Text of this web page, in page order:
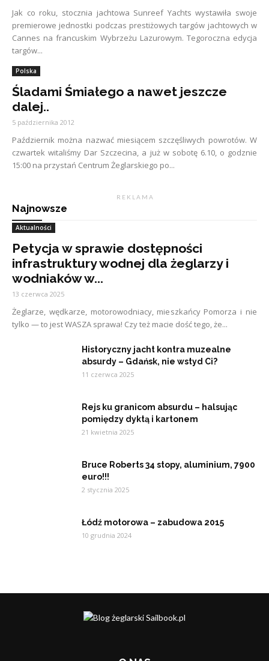
Jak co roku, stocznia jachtowa Sunreef Yachts wystawiła swoje
premierowe jednostki podczas prestiżowych targów jachtowych w
Cannes na francuskim Wybrzeżu Lazurowym. Tegoroczna edycja
targów...
Polska
Śladami Śmiałego a nawet jeszcze
dalej..
5 października 2012
Październik można nazwać miesiącem szczęśliwych powrotów. W
czwartek witaliśmy Dar Szczecina, a już w sobotę 6.10, o godznie
15:00 na przystań Centrum Żeglarskiego po...
R E K L A M A
Najnowsze
Aktualności
Petycja w sprawie dostępności
infrastruktury wodnej dla żeglarzy i
wodniaków w...
13 czerwca 2025
Żeglarze, wędkarze, motorowodniacy, mieszkańcy Pomorza i nie
tylko — to jest WASZA sprawa! Czy też macie dość tego, że...
Historyczny jacht kontra muzealne
absurdy – Gdańsk, nie wstyd Ci?
11 czerwca 2025
Rejs ku granicom absurdu – halsując
pomiędzy dyktą i kartonem
21 kwietnia 2025
Bruce Roberts 34 stopy, aluminium, 7900
euro!!!
2 stycznia 2025
Łódź motorowa – zabudowa 2015
10 grudnia 2024